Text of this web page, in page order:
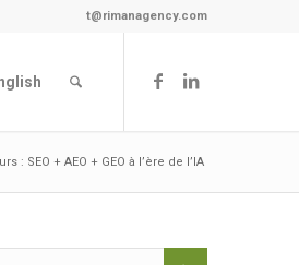
t@rimanagency.com
: SEO + AEO + GEO à l’ère de l’IA